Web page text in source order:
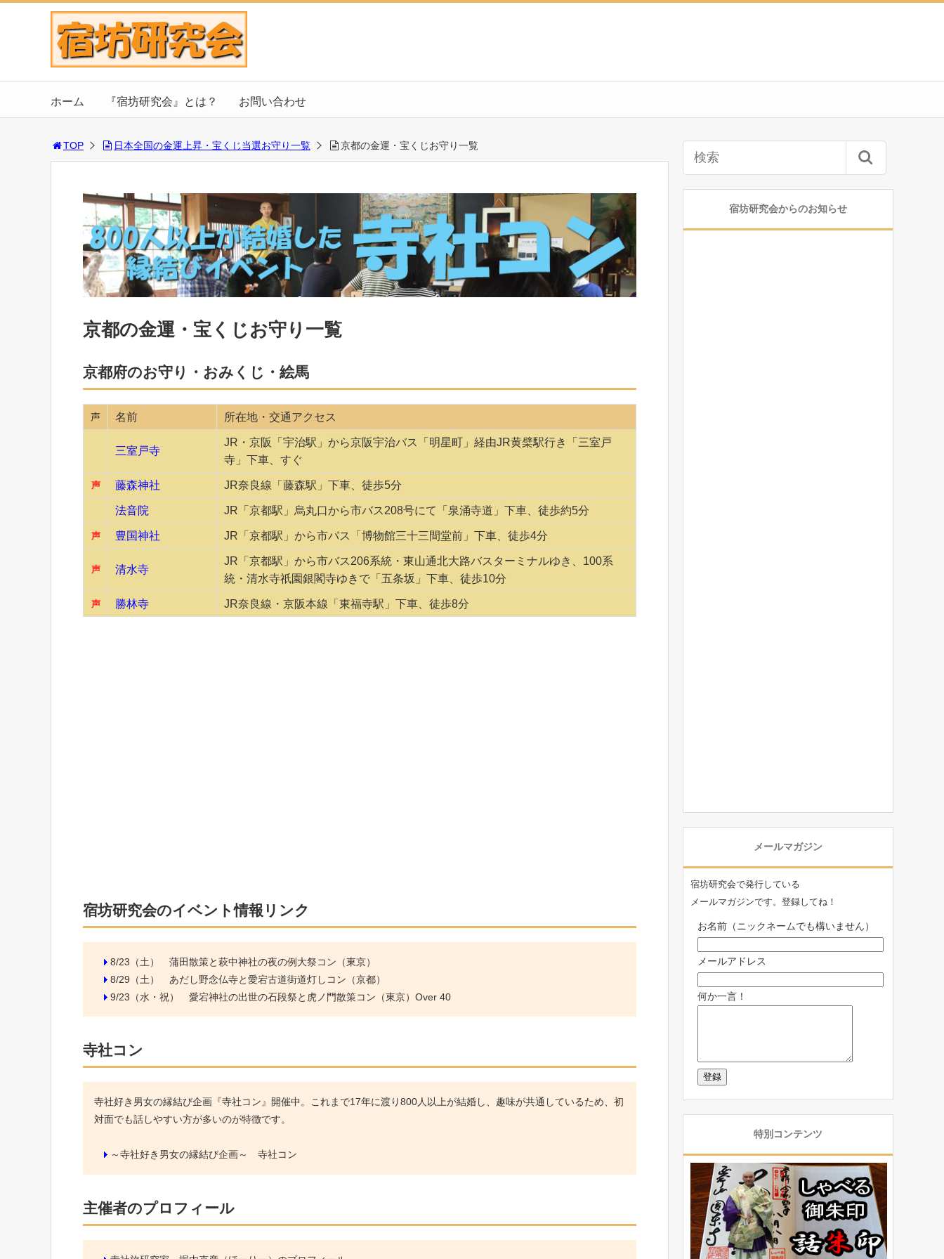
ホーム 『宿坊研究会』とは？ お問い合わせ
TOP 日本全国の金運上昇・宝くじ当選お守り一覧 京都の金運・宝くじお守り一覧
京都の金運・宝くじお守り一覧
京都府のお守り・おみくじ・絵馬
声 名前 所在地・交通アクセス
三室戸寺
JR・京阪「宇治駅」から京阪宇治バス「明星町」経由JR黄檗駅行き「三室戸
寺」下車、すぐ
声 藤森神社 JR奈良線「藤森駅」下車、徒歩5分
法音院 JR「京都駅」烏丸口から市バス208号にて「泉涌寺道」下車、徒歩約5分
声 豊国神社 JR「京都駅」から市バス「博物館三十三間堂前」下車、徒歩4分
声 清水寺
JR「京都駅」から市バス206系統・東山通北大路バスターミナルゆき、100系
統・清水寺祇園銀閣寺ゆきで「五条坂」下車、徒歩10分
声 勝林寺 JR奈良線・京阪本線「東福寺駅」下車、徒歩8分
宿坊研究会のイベント情報リンク
8/23（土） 蒲田散策と萩中神社の夜の例大祭コン（東京）
8/29（土） あだし野念仏寺と愛宕古道街道灯しコン（京都）
9/23（水・祝） 愛宕神社の出世の石段祭と虎ノ門散策コン（東京）Over 40
寺社コン
寺社好き男女の縁結び企画『寺社コン』開催中。これまで17年に渡り800人以上が結婚し、趣味が共通しているため、初
対面でも話しやすい方が多いのが特徴です。
～寺社好き男女の縁結び企画～ 寺社コン
主催者のプロフィール
宿坊研究会からのお知らせ
メールマガジン
宿坊研究会で発行している
メールマガジンです。登録してね！
お名前（ニックネームでも構いません）
メールアドレス
何か一言！
特別コンテンツ